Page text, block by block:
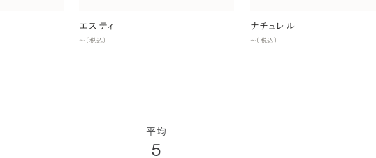
エスティ
〜（税込）
ナチュレル
〜（税込）
平均
5